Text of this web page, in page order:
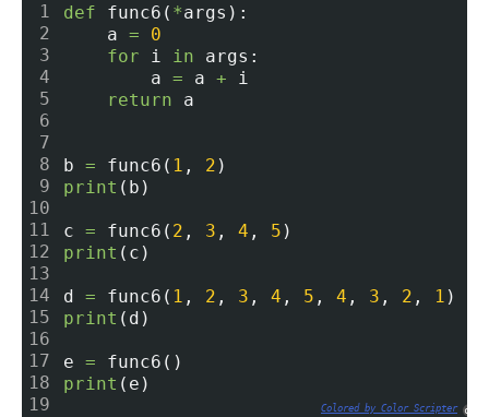
1
2
3
4
5
6
7
8
9
10
11
12
13
14
15
16
17
18
19
def func6( *args):
a =
0
for i in args:
a = a + i
return a
b = func6( 1 , 2 )
print (b)
c = func6( 2 , 3 , 4 , 5 )
print (c)
d = func6( 1 , 2 , 3 , 4 , 5 , 4 , 3 , 2 , 1 )
print (d)
e = func6()
print (e)
Colored by Color Scripter cs